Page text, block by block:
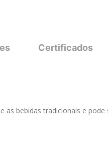
Certificados
bebidas tradicionais e